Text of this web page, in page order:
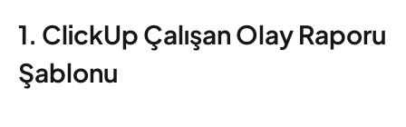
1. ClickUp Çalışan Olay Raporu
Şablonu